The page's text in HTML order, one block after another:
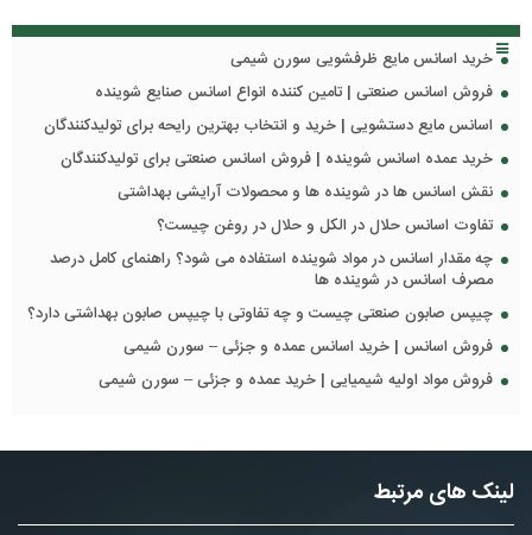
خرید اسانس مایع ظرفشویی سورن شیمی
فروش اسانس صنعتی | تامین کننده انواع اسانس صنایع شوینده
اسانس مایع دستشویی | خرید و انتخاب بهترین رایحه برای تولیدکنندگان
خرید عمده اسانس شوینده | فروش اسانس صنعتی برای تولیدکنندگان
نقش اسانس ها در شوینده ها و محصولات آرایشی بهداشتی
تفاوت اسانس حلال در الکل و حلال در روغن چیست؟
چه مقدار اسانس در مواد شوینده استفاده می شود؟ راهنمای کامل درصد
مصرف اسانس در شوینده ها
چیپس صابون صنعتی چیست و چه تفاوتی با چیپس صابون بهداشتی دارد؟
فروش اسانس | خرید اسانس عمده و جزئی – سورن شیمی
فروش مواد اولیه شیمیایی | خرید عمده و جزئی – سورن شیمی
لینک های مرتبط